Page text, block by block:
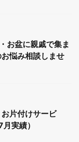
お盆に親戚で集ま
悩み相談しませ
片付けサービ
実績）